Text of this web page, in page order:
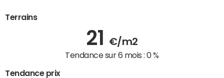
Terrains
21 €/m2
Tendance sur 6 mois :0 %
Tendance prix